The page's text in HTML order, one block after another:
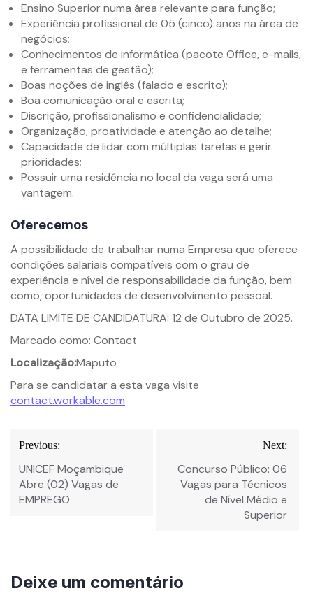
Ensino Superior numa área relevante para função;
Experiência profissional de 05 (cinco) anos na área de
negócios;
Conhecimentos de informática (pacote Office, e-mails,
e ferramentas de gestão);
Boas noções de inglês (falado e escrito);
Boa comunicação oral e escrita;
Discrição, profissionalismo e confidencialidade;
Organização, proatividade e atenção ao detalhe;
Capacidade de lidar com múltiplas tarefas e gerir
prioridades;
Possuir uma residência no local da vaga será uma
vantagem.
Oferecemos
A possibilidade de trabalhar numa Empresa que oferece
condições salariais compatíveis com o grau de
experiência e nível de responsabilidade da função, bem
como, oportunidades de desenvolvimento pessoal.
DATA LIMITE DE CANDIDATURA: 12 de Outubro de 2025.
Marcado como: Contact
Localização:Maputo
Para se candidatar a esta vaga visite
contact.workable.com
Navegação
de
Post
Previous:
UNICEF Moçambique
Abre (02) Vagas de
EMPREGO
Next:
Concurso Público: 06
Vagas para Técnicos
de Nível Médio e
Superior
Deixe um comentário